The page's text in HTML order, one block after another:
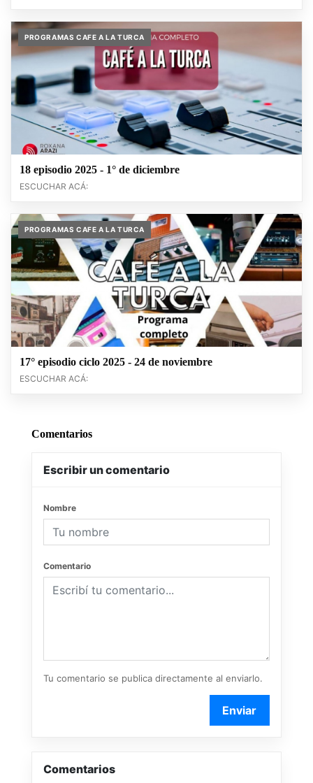
PROGRAMAS CAFE A LA TURCA
18 episodio 2025 - 1° de diciembre
ESCUCHAR ACÁ:
PROGRAMAS CAFE A LA TURCA
17° episodio ciclo 2025 - 24 de noviembre
ESCUCHAR ACÁ:
Comentarios
Escribir un comentario
Nombre
Comentario
Tu comentario se publica directamente al enviarlo.
Enviar
Comentarios